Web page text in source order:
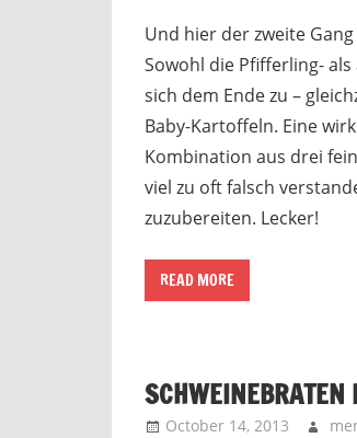
Und hier der zweite
Sowohl die Pfifferling-
sich dem Ende zu –
Baby-Kartoffeln. Eine
Kombination aus drei
viel zu oft falsch
zuzubereiten. Lecker!
READ MORE
October 14, 2013